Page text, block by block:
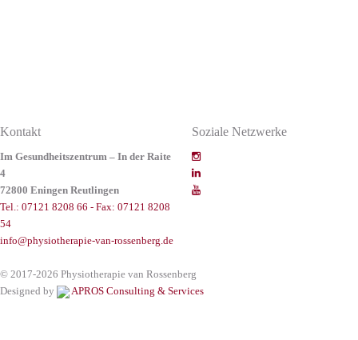
Kontakt
Im Gesundheitszentrum – In der Raite
4
72800 Eningen Reutlingen
Tel.: 07121 8208 66 - Fax: 07121 8208
54
info@physiotherapie-van-rossenberg.de
Soziale Netzwerke
© 2017-2026 Physiotherapie van Rossenberg
Designed by
APROS Consulting & Services